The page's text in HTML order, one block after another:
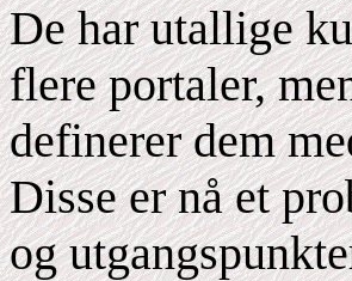
De har utallige
flere portaler,
definerer dem
Disse er nå et
og